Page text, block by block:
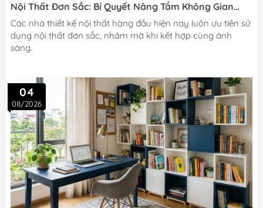
Nội Thất Đơn Sắc: Bí Quyết Nâng Tầm Không Gian
Sống
Các nhà thiết kế nội thất hàng đầu hiện nay luôn ưu tiên sử
dụng nội thất đơn sắc, nhám mờ khi kết hợp cùng ánh
sáng.
04
08/2026